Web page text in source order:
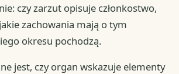
czy zarzut opisuje członkostwo,
zachowania mają o tym
okresu pochodzą.
jest, czy organ wskazuje elementy